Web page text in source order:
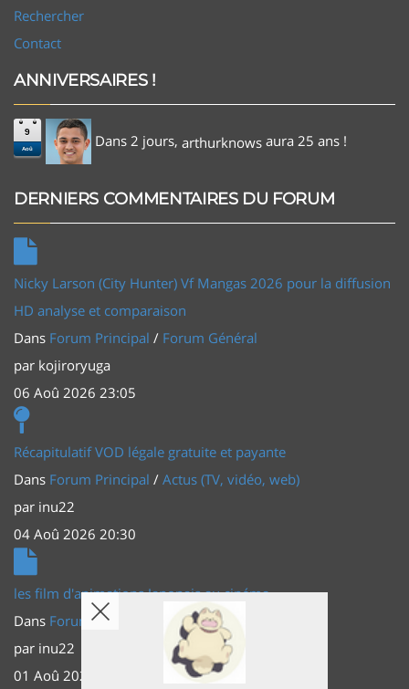
Rechercher
Contact
ANNIVERSAIRES !
9
Aoû Dans 2 jours, arthurknows aura 25 ans !
DERNIERS COMMENTAIRES DU FORUM
Nicky Larson (City Hunter) Vf Mangas 2026 pour la diffusion
HD analyse et comparaison
Dans Forum Principal / Forum Général
par kojiroryuga
06 Aoû 2026 23:05
Récapitulatif VOD légale gratuite et payante
Dans Forum Principal / Actus (TV, vidéo, web)
par inu22
04 Aoû 2026 20:30
les film d'animations Japonais au cinéma
Dans Forum Principal
Actus (TV, vidéo, web)
par inu22
01 Aoû 2026 20:56